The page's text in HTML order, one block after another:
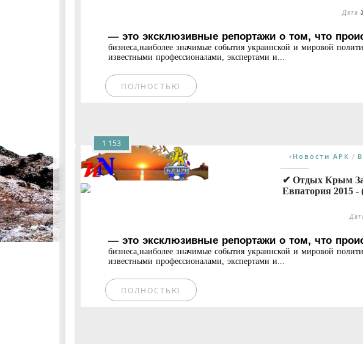
Дата
— это эксклюзивные репортажи о том, что
бизнеса,наиболее значимые события украинской и мировой
известными профессионалами, экспертами и...
ПОЛНОСТЬЮ
« Новости АРК /
✔ Отдых Крым
Евпатория 2015 -
— это эксклюзивные репортажи о том, что
бизнеса,наиболее значимые события украинской и мировой
известными профессионалами, экспертами и...
ПОЛНОСТЬЮ
1 153